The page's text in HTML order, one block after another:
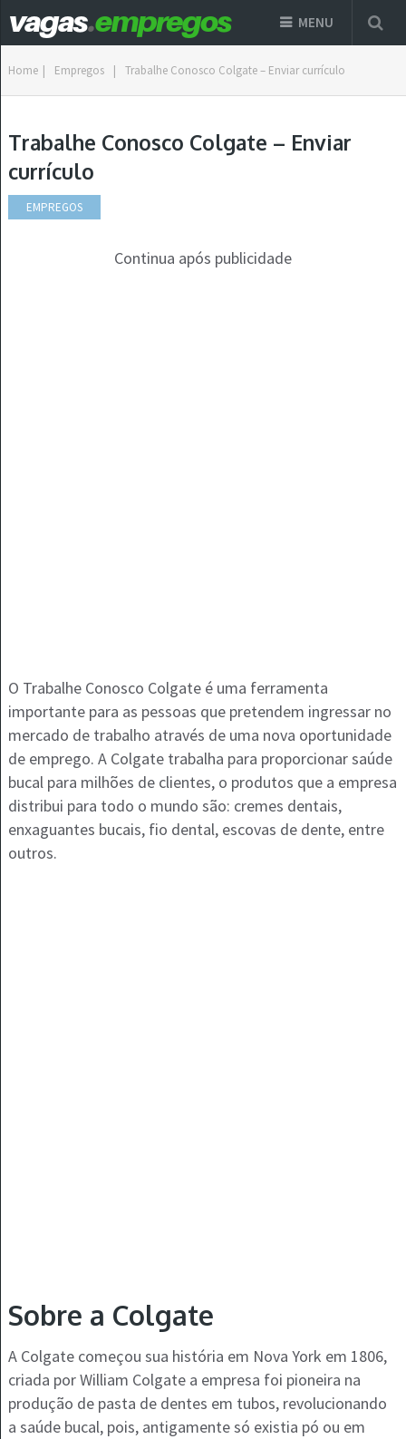
MENU
Home | Empregos | Trabalhe Conosco Colgate – Enviar currículo
Trabalhe Conosco Colgate – Enviar
currículo
EMPREGOS
Continua após publicidade
O Trabalhe Conosco Colgate é uma ferramenta
importante para as pessoas que pretendem ingressar no
mercado de trabalho através de uma nova oportunidade
de emprego. A Colgate trabalha para proporcionar saúde
bucal para milhões de clientes, o produtos que a empresa
distribui para todo o mundo são: cremes dentais,
enxaguantes bucais, fio dental, escovas de dente, entre
outros.
Sobre a Colgate
A Colgate começou sua história em Nova York em 1806,
criada por William Colgate a empresa foi pioneira na
produção de pasta de dentes em tubos, revolucionando
a saúde bucal, pois, antigamente só existia pó ou em